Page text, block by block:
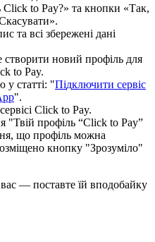
ис та всі збережені дані
створити новий профіль для
to Pay.
у статті: "Підключити сервіс
".
вас — поставте їй вподобайку